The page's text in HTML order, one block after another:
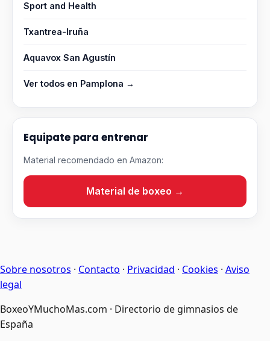
Sport and Health
Txantrea-Iruña
Aquavox San Agustín
Ver todos en Pamplona →
Equipate para entrenar
Material recomendado en Amazon:
Material de boxeo →
Sobre nosotros · Contacto · Privacidad · Cookies · Aviso
legal
BoxeoYMuchoMas.com · Directorio de gimnasios de
España